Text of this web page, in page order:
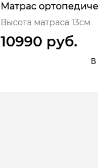
Матрас
Высота матраса 13см
10990 руб.
В